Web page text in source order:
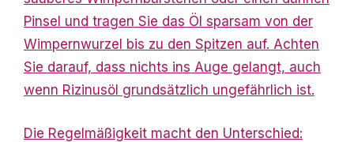
Pinsel und tragen Sie das Öl sparsam von der
Wimpernwurzel bis zu den Spitzen auf. Achten
Sie darauf, dass nichts ins Auge gelangt, auch
wenn Rizinusöl grundsätzlich ungefährlich ist.
Die Regelmäßigkeit macht den Unterschied: